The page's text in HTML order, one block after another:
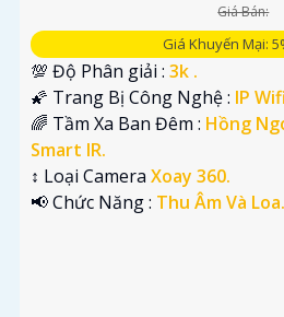
Giá Bán:
Giá Khuyến Mại:
💯 Độ Phân giải : 3k .
🌠 Trang Bị Công Nghệ : IP
🌈 Tầm Xa Ban Đêm : Hồng
Smart IR.
↕️ Loại Camera Xoay 360.
️📢 Chức Năng : Thu Âm Và Loa.